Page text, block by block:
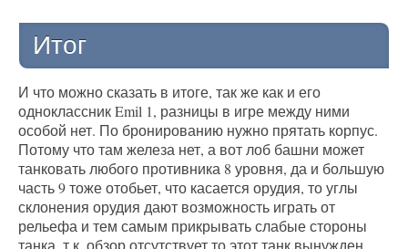
Итог
И что можно сказать в итоге, так же как и его
одноклассник Emil 1, разницы в игре между ними
особой нет. По бронированию нужно прятать корпус.
Потому что там железа нет, а вот лоб башни может
танковать любого противника 8 уровня, да и большую
часть 9 тоже отобьет, что касается орудия, то углы
склонения орудия дают возможность играть от
рельефа и тем самым прикрывать слабые стороны
танка, т.к. обзор отсутствует то этот танк вынужден